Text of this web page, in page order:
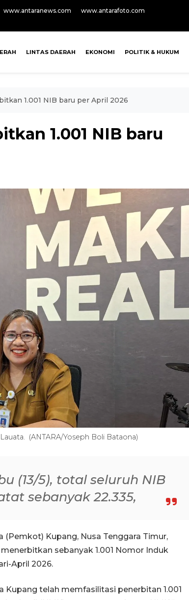
www.antaranews.com
www.antarafoto.com
LINTAS DAERAH EKONOMI POLITIK & HUKUM
1.001 NIB baru per April 2026
1.001 NIB baru
(ANTARA/Yoseph Boli Bataona)
(13/5), total seluruh NIB
sebanyak 22.335,
(Pemkot) Kupang, Nusa Tenggara Timur,
sebanyak 1.001 Nomor Induk
April 2026.
Kupang telah memfasilitasi penerbitan 1.001